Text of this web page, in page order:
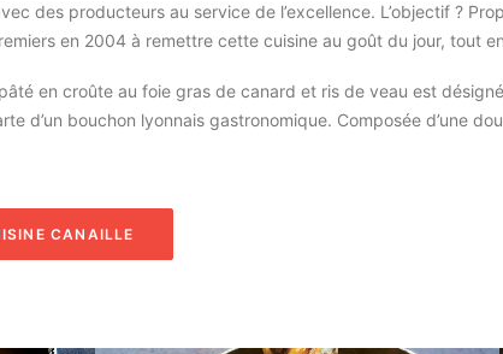
des producteurs au service de l’excellence. L’objectif ?
en 2004 à remettre cette cuisine au goût du jour, tout
en croûte au foie gras de canard et ris de veau est
d’un bouchon lyonnais gastronomique. Composée d’une
CANAILLE